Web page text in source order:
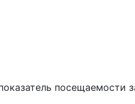
посещаемости